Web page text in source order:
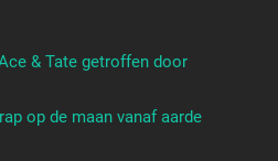
& Tate getroffen door
op de maan vanaf aarde